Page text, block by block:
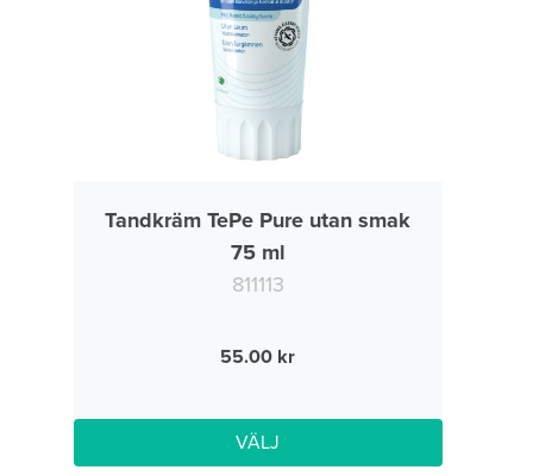
Tandkräm TePe Pure utan smak
75 ml
811113
55.00
VÄLJ